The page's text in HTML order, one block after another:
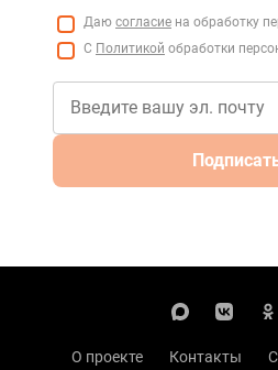
Даю согласие на обработку
С Политикой обработки
О проекте Контакты